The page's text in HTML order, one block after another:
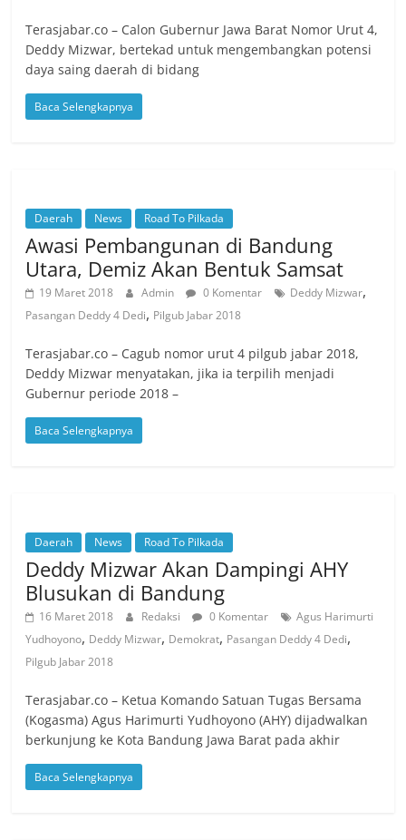
Terasjabar.co – Calon Gubernur Jawa Barat Nomor Urut 4,
Deddy Mizwar, bertekad untuk mengembangkan potensi
daya saing daerah di bidang
Baca Selengkapnya
Daerah News Road To Pilkada
Awasi Pembangunan di Bandung
Utara, Demiz Akan Bentuk Samsat
19 Maret 2018 Admin 0 Komentar Deddy Mizwar,
Pasangan Deddy 4 Dedi, Pilgub Jabar 2018
Terasjabar.co – Cagub nomor urut 4 pilgub jabar 2018,
Deddy Mizwar menyatakan, jika ia terpilih menjadi
Gubernur periode 2018 –
Baca Selengkapnya
Daerah News Road To Pilkada
Deddy Mizwar Akan Dampingi AHY
Blusukan di Bandung
16 Maret 2018 Redaksi 0 Komentar
Agus Harimurti
Yudhoyono, Deddy Mizwar, Demokrat, Pasangan Deddy 4 Dedi,
Pilgub Jabar 2018
Terasjabar.co – Ketua Komando Satuan Tugas Bersama
(Kogasma) Agus Harimurti Yudhoyono (AHY) dijadwalkan
berkunjung ke Kota Bandung Jawa Barat pada akhir
Baca Selengkapnya